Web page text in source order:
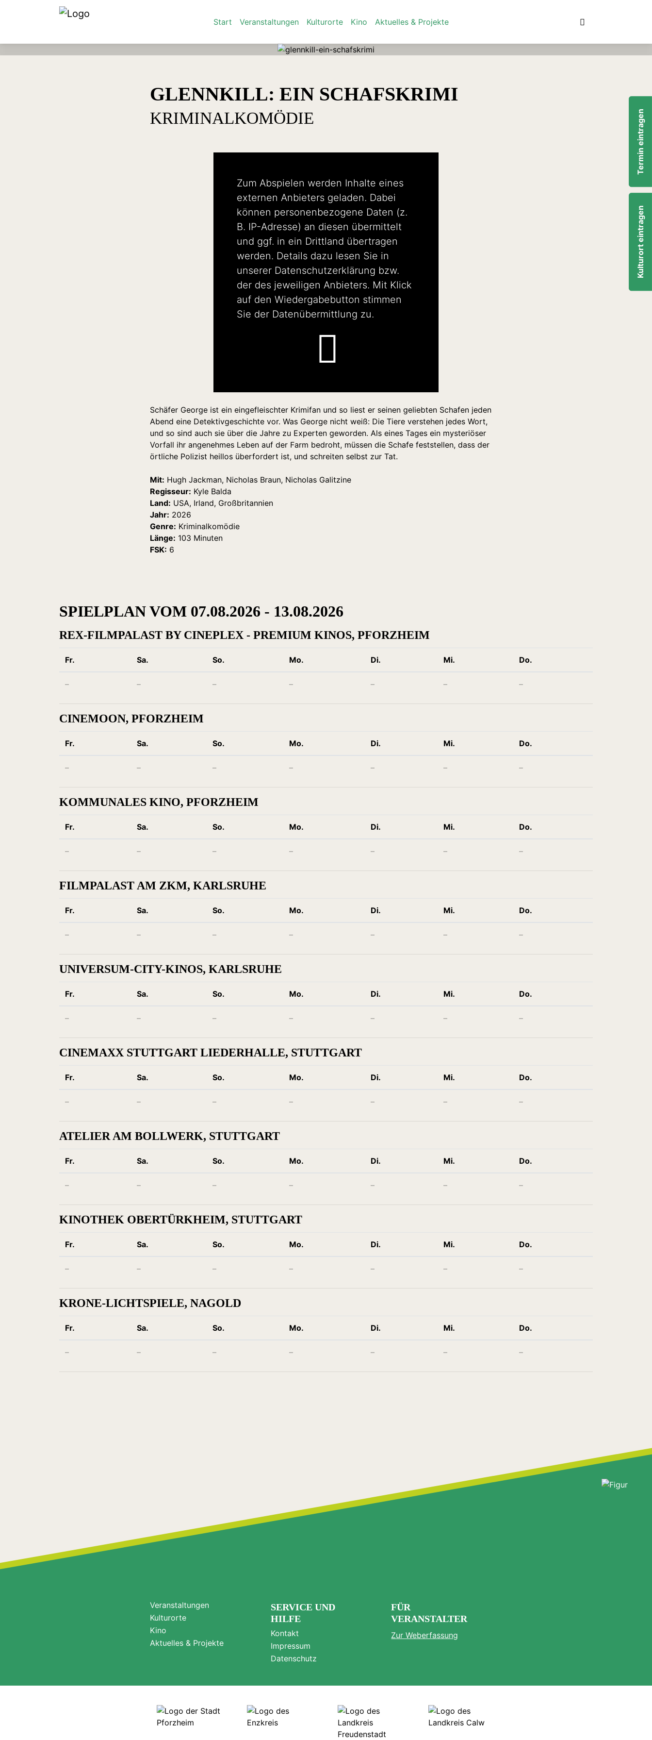
Start Veranstaltungen Kulturorte Kino Aktuelles & Projekte Detailsuche
Kulturort eintragen
Termin eintragen
GLENNKILL: EIN SCHAFSKRIMI
KRIMINALKOMÖDIE
Zum Abspielen werden Inhalte eines
externen Anbieters geladen. Dabei
können personenbezogene Daten (z.
B. IP-Adresse) an diesen übermittelt
und ggf. in ein Drittland übertragen
werden. Details dazu lesen Sie in
unserer Datenschutzerklärung bzw.
der des jeweiligen Anbieters. Mit Klick
auf den Wiedergabebutton stimmen
Sie der Datenübermittlung zu.
Schäfer George ist ein eingefleischter Krimifan und so liest er seinen geliebten Schafen jeden
Abend eine Detektivgeschichte vor. Was George nicht weiß: Die Tiere verstehen jedes Wort,
und so sind auch sie über die Jahre zu Experten geworden. Als eines Tages ein mysteriöser
Vorfall ihr angenehmes Leben auf der Farm bedroht, müssen die Schafe feststellen, dass der
örtliche Polizist heillos überfordert ist, und schreiten selbst zur Tat.
Mit: Hugh Jackman, Nicholas Braun, Nicholas Galitzine
Regisseur: Kyle Balda
Land: USA, Irland, Großbritannien
Jahr: 2026
Genre: Kriminalkomödie
Länge: 103 Minuten
FSK: 6
SPIELPLAN VOM 07.08.2026 - 13.08.2026
REX-FILMPALAST BY CINEPLEX - PREMIUM KINOS, PFORZHEIM
Fr. Sa. So. Mo. Di. Mi. Do.
– – – – – – –
CINEMOON, PFORZHEIM
Fr. Sa. So. Mo. Di. Mi. Do.
– – – – – – –
KOMMUNALES KINO, PFORZHEIM
Fr. Sa. So. Mo. Di. Mi. Do.
– – – – – – –
FILMPALAST AM ZKM, KARLSRUHE
Fr. Sa. So. Mo. Di. Mi. Do.
– – – – – – –
UNIVERSUM-CITY-KINOS, KARLSRUHE
Fr. Sa. So. Mo. Di. Mi. Do.
– – – – – – –
CINEMAXX STUTTGART LIEDERHALLE, STUTTGART
Fr. Sa. So. Mo. Di. Mi. Do.
– – – – – – –
ATELIER AM BOLLWERK, STUTTGART
Fr. Sa. So. Mo. Di. Mi. Do.
– – – – – – –
KINOTHEK OBERTÜRKHEIM, STUTTGART
Fr. Sa. So. Mo. Di. Mi. Do.
– – – – – – –
KRONE-LICHTSPIELE, NAGOLD
Fr. Sa. So. Mo. Di. Mi. Do.
– – – – – – –
Veranstaltungen
Kulturorte
Kino
Aktuelles & Projekte
SERVICE UND
HILFE
Kontakt
Impressum
Datenschutz
FÜR
VERANSTALTER
Zur Weberfassung